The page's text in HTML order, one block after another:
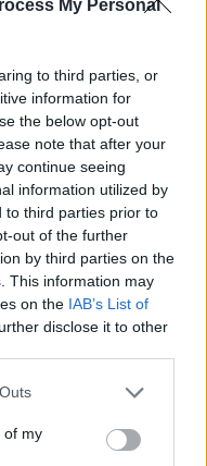
My Personal
to third parties, or
information for
the below opt-out
note that after your
continue seeing
information utilized by
to third parties prior to
out of the further
by third parties on the
This information may
on the IAB’s List of
disclose it to other
one or more Google
You may click to
its third-party tags to
of my
friss hírekről a